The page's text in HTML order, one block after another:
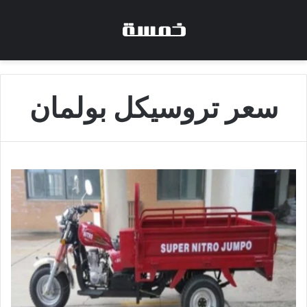
سعر تروسيكل بولمان